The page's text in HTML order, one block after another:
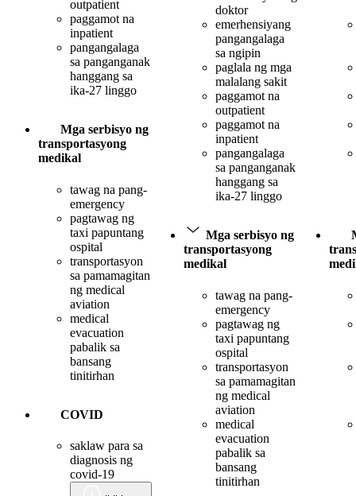
outpatient
paggamot na
inpatient
pangangalaga
sa panganganak
hanggang sa
ika-27 linggo
Mga serbisyo ng
transportasyong
medikal
tawag na pang-
emergency
pagtawag ng
taxi papuntang
ospital
transportasyon
sa pamamagitan
ng medical
aviation
medical
evacuation
pabalik sa
bansang
tinitirhan
COVID
saklaw para sa
diagnosis ng
covid-19
doktor
emerhensiyang
pangangalaga
sa ngipin
paglala ng mga
malalang sakit
paggamot na
outpatient
paggamot na
inpatient
pangangalaga
sa panganganak
hanggang sa
ika-27 linggo
Mga serbisyo ng
transportasyong
medikal
tawag na pang-
emergency
pagtawag ng
taxi papuntang
ospital
transportasyon
sa pamamagitan
ng medical
aviation
medical
evacuation
pabalik sa
bansang
tinitirhan